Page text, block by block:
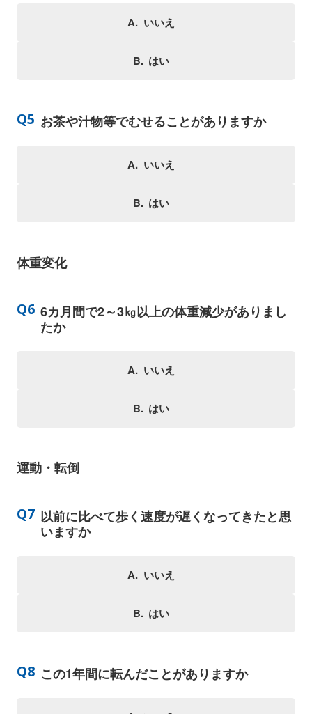
いいえ
はい
お茶や汁物等でむせることがありますか
いいえ
はい
体重変化
6カ月間で2～3㎏以上の体重減少がありまし
たか
いいえ
はい
運動・転倒
以前に比べて歩く速度が遅くなってきたと思
いますか
いいえ
はい
この1年間に転んだことがありますか